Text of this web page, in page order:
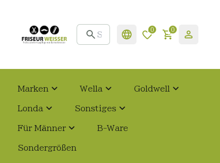
0 0
Marken Wella Goldwell
Londa Sonstiges
Für Männer B-Ware
Sondergrößen